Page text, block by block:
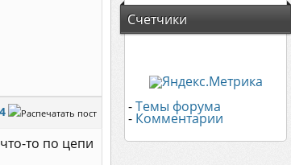
Счетчики
-Темы форума
- Комментарии
то по цепи